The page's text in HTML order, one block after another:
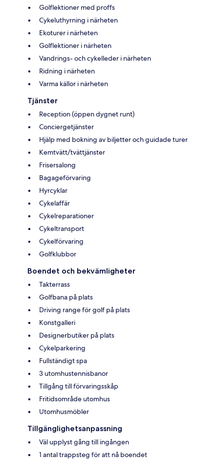
Golflektioner med proffs
Cykeluthyrning i närheten
Ekoturer i närheten
Golflektioner i närheten
Vandrings- och cykelleder i närheten
Ridning i närheten
Varma källor i närheten
Tjänster
Reception (öppen dygnet runt)
Conciergetjänster
Hjälp med bokning av biljetter och guidade turer
Kemtvätt/tvättjänster
Frisersalong
Bagageförvaring
Hyrcyklar
Cykelaffär
Cykelreparationer
Cykeltransport
Cykelförvaring
Golfklubbor
Boendet och bekvämligheter
Takterrass
Golfbana på plats
Driving range för golf på plats
Konstgalleri
Designerbutiker på plats
Cykelparkering
Fullständigt spa
3 utomhustennisbanor
Tillgång till förvaringsskåp
Fritidsområde utomhus
Utomhusmöbler
Tillgänglighetsanpassning
Väl upplyst gång till ingången
1 antal trappsteg för att nå boendet